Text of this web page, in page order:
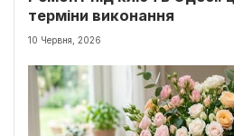
терміни виконання
10 Червня, 2026